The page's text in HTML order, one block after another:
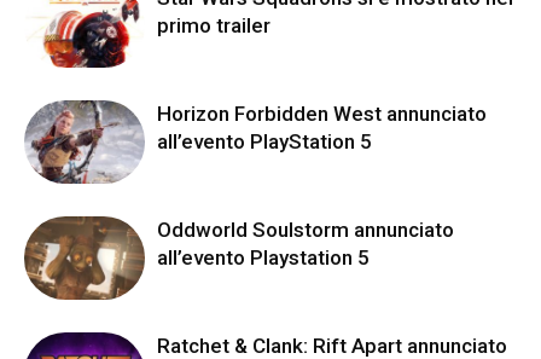
primo trailer
Horizon Forbidden West annunciato
all’evento PlayStation 5
Oddworld Soulstorm annunciato
all’evento Playstation 5
Ratchet & Clank: Rift Apart annunciato